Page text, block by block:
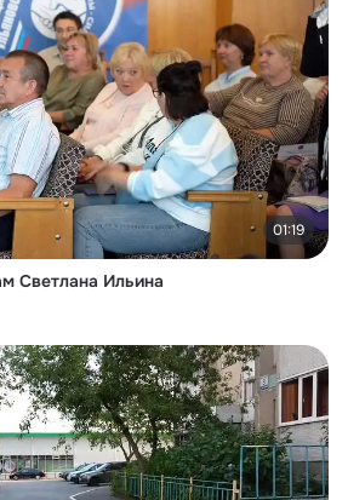
01:19
Светлана Ильина